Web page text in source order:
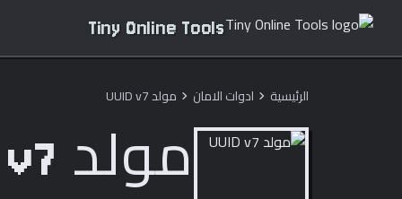
Tiny Online Tools
الرئيسية chevron_right ادوات الامان chevron_right مولد UUID v7
مولد UUID v7